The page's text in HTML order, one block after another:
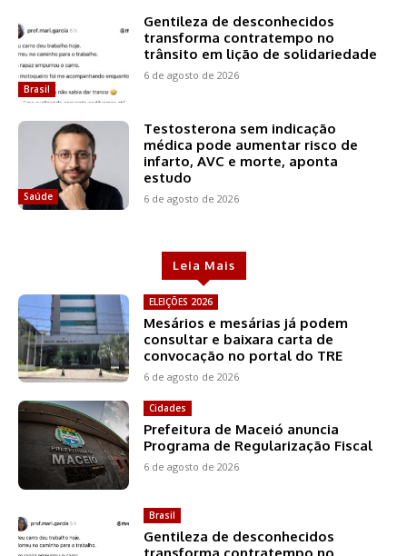
Brasil
Gentileza de desconhecidos
transforma contratempo no
trânsito em lição de solidariedade
6 de agosto de 2026
Saúde
Testosterona sem indicação
médica pode aumentar risco de
infarto, AVC e morte, aponta
estudo
6 de agosto de 2026
Leia Mais
ELEIÇÕES 2026
Mesários e mesárias já podem
consultar e baixara carta de
convocação no portal do TRE
6 de agosto de 2026
Cidades
Prefeitura de Maceió anuncia
Programa de Regularização Fiscal
6 de agosto de 2026
Brasil
Gentileza de desconhecidos